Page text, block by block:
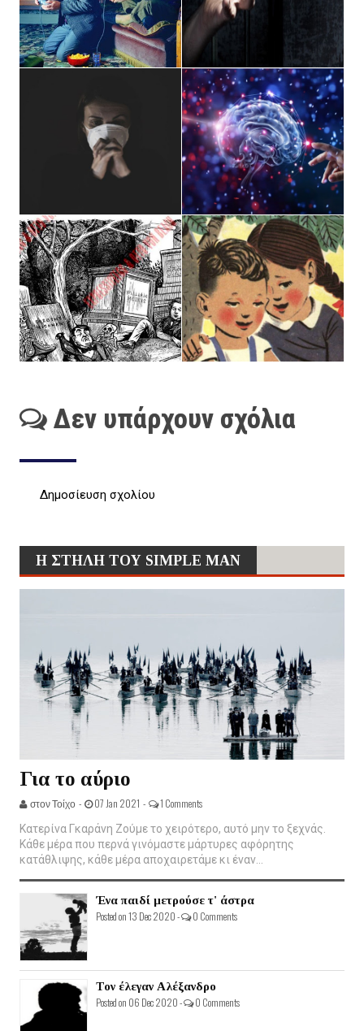
Δεν υπάρχουν σχόλια
Δημοσίευση σχολίου
Η ΣΤΗΛΗ ΤΟΥ SIMPLE MAN
Για το αύριο
στον Τοίχο - 07 Jan 2021 - 1 Comments
Κατερίνα Γκαράνη Ζούμε το χειρότερο, αυτό μην το ξεχνάς.
Κάθε μέρα που περνά γινόμαστε μάρτυρες αφόρητης
κατάθλιψης, κάθε μέρα αποχαιρετάμε κι έναν...
Ένα παιδί μετρούσε τ' άστρα
Posted on 13 Dec 2020 - 0 Comments
Τον έλεγαν Αλέξανδρο
Posted on 06 Dec 2020 - 0 Comments